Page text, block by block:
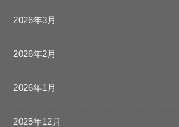
2026年3月
2026年2月
2026年1月
2025年12月